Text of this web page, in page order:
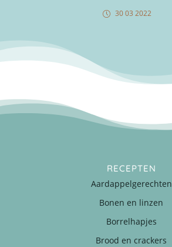
30 03 2022
RECEPTEN
Aardappelgerechten
Bonen en linzen
Borrelhapjes
Brood en crackers